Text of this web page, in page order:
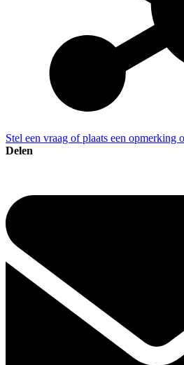
Stel een vraag of plaats een opmerking
Delen